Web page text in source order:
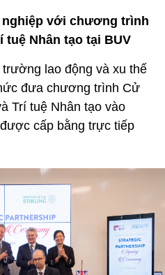
với chương trình
tuệ Nhân tạo tại BUV
lao động và xu thế
đưa chương trình Cử
Trí tuệ Nhân tạo vào
cấp bằng trực tiếp